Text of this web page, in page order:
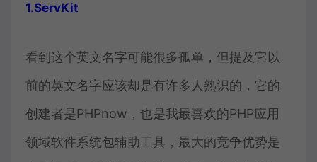
1.ServKit
看到这个英文名字可能很多孤单，但提及它以
前的英文名字应该却是有许多人熟识的，它的
创建者是PHPnow，也是我最喜欢的PHP应用
领域软件系统包辅助工具，最大的竞争优势是